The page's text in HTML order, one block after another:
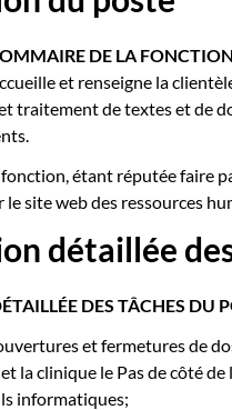
DE LA
et renseigne la
traitement de textes et de
étant réputée faire
site web des ressources
détaillée
DES TÂCHES DU
et fermetures de
la clinique le Pas de côté
informatiques;